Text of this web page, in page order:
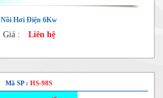
Nồi Hơi Điện 6Kw
Giá : Liên hệ
Mã SP : HS-98S